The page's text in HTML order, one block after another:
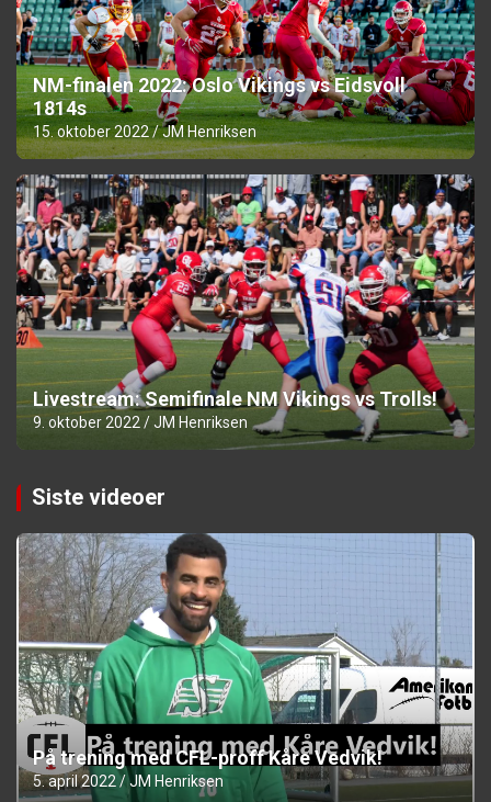
NM-finalen 2022: Oslo Vikings vs Eidsvoll
1814s
15. oktober 2022 JM Henriksen
Livestream: Semifinale NM Vikings vs Trolls!
9. oktober 2022 JM Henriksen
Siste videoer
På trening med CFL-proff Kåre Vedvik!
5. april 2022 JM Henriksen